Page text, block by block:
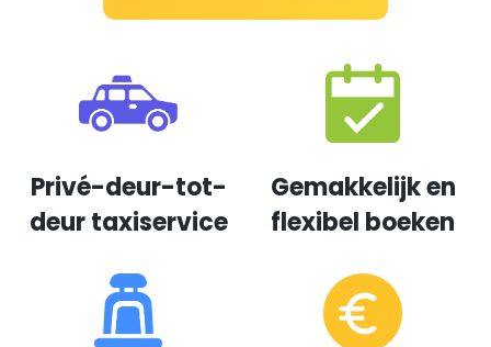
Privé-deur-tot-
deur taxiservice
Gemakkelijk en
flexibel boeken